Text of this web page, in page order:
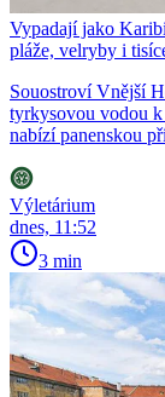
Vypadají jako
pláže, velryby i
Souostroví Vnější
tyrkysovou vodou
nabízí panenskou
Výletárium
dnes, 11:52
3 min